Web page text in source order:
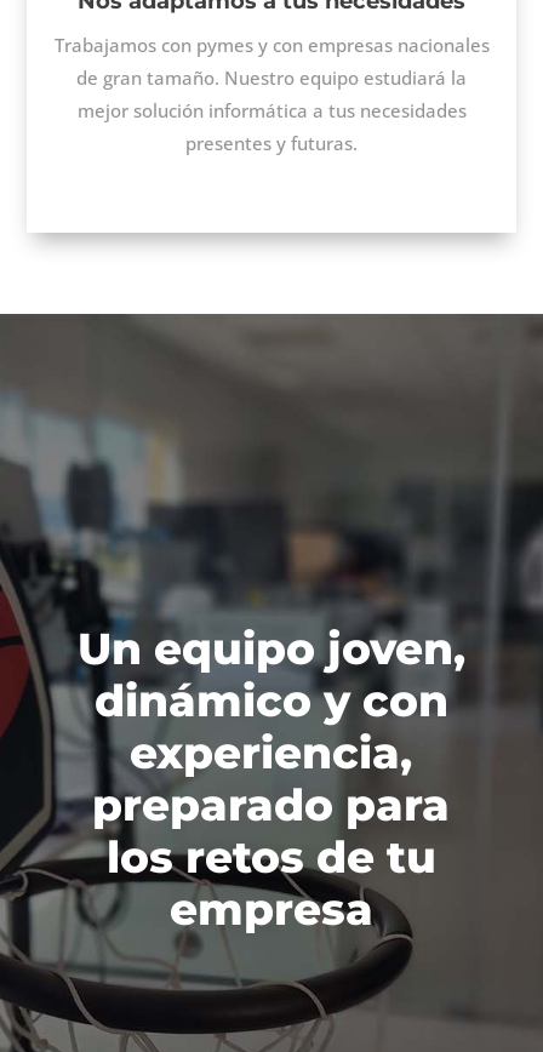
Trabajamos con pymes y con empresas nacionales
de gran tamaño. Nuestro equipo estudiará la
mejor solución informática a tus necesidades
presentes y futuras.
Un equipo joven,
dinámico y con
experiencia,
preparado para
los retos de tu
empresa